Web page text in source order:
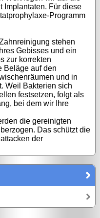
Implantaten. Für diese
Programm
stehen
Gebisses und ein
zur korrekten
Beläge auf den
und in
Weil Bakterien sich
festsetzen, folgt als
bei dem wir Ihre
die gereinigten
Das schützt die
der